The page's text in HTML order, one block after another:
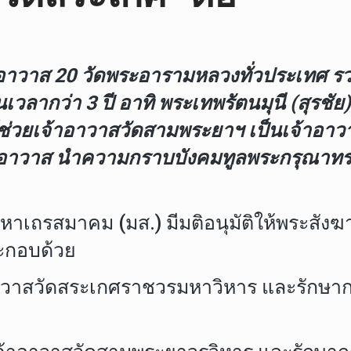
20 วัดพระอารามหลวงทั่วประเทศ ร
วลากว่า 3 ปี อาทิ พระเทพรัตนมุนี (สุรชัย
ยเจ้าอาวาสวัดสามพระยาฯ เป็นเจ้าอา
วาส นำความกราบบังคมทูลพระกรุณาท
ถรสมาคม (มส.) มีมติอนุมัติให้พระสังฆ
กอบด้วย
สวัดสระเกศราชวรมหาวิหาร และรักษา